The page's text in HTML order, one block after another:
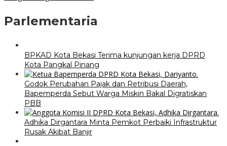
Parlementaria
BPKAD Kota Bekasi Terima kunjungan kerja DPRD
Kota Pangkal Pinang
Godok Perubahan Pajak dan Retribusi Daerah,
Bapemperda Sebut Warga Miskin Bakal Digratiskan
PBB
Adhika Dirgantara Minta Pemkot Perbaiki Infrastruktur
Rusak Akibat Banjir